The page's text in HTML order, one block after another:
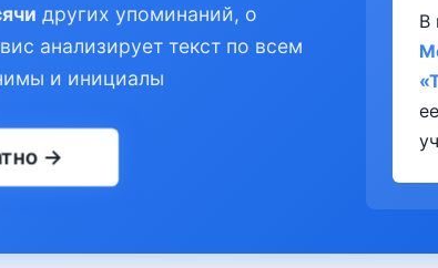
других упоминаний, о
анализирует текст по всем
и инициалы
→
В